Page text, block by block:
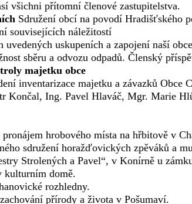
všichni přítomní členové zastupitelstva.
Sdružení obcí na povodí Hradišťského
souvisejících náležitostí
uskupeních a zapojení naší
sběru a odvozu odpadů. Členský
majetku obce
inventarizace majetku a závazků Obce
Končal, Ing. Pavel Hlaváč, Mgr. Marie
hrobového místa na hřbitově v
sdružení horažďovických zpěváků a
Strolených a Pavel“, v Konírně u
kulturním domě.
rozhledny.
přírody a života v Pošumaví.